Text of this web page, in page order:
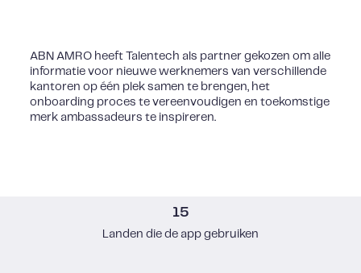
ABN AMRO heeft Talentech als partner gekozen om alle
informatie voor nieuwe werknemers van verschillende
kantoren op één plek samen te brengen, het
onboarding proces te vereenvoudigen en toekomstige
merk ambassadeurs te inspireren.
15
Landen die de app gebruiken